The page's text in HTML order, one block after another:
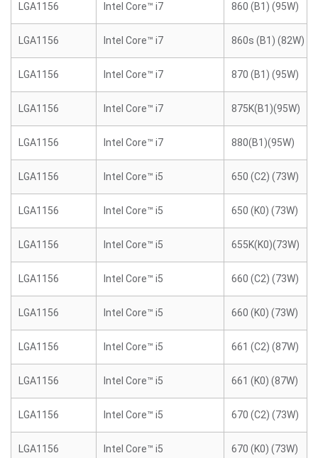
LGA1156 Intel Core™ i7 860 (B1) (95W)
LGA1156 Intel Core™ i7 860s (B1) (82W)
LGA1156 Intel Core™ i7 870 (B1) (95W)
LGA1156 Intel Core™ i7 875K(B1)(95W)
LGA1156 Intel Core™ i7 880(B1)(95W)
LGA1156 Intel Core™ i5 650 (C2) (73W)
LGA1156 Intel Core™ i5 650 (K0) (73W)
LGA1156 Intel Core™ i5 655K(K0)(73W)
LGA1156 Intel Core™ i5 660 (C2) (73W)
LGA1156 Intel Core™ i5 660 (K0) (73W)
LGA1156 Intel Core™ i5 661 (C2) (87W)
LGA1156 Intel Core™ i5 661 (K0) (87W)
LGA1156 Intel Core™ i5 670 (C2) (73W)
LGA1156 Intel Core™ i5 670 (K0) (73W)